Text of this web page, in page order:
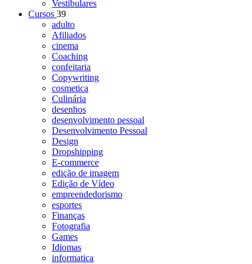
Vestibulares
Cursos 39
adulto
Afiliados
cinema
Coaching
confeitaria
Copywriting
cosmetica
Culinária
desenhos
desenvolvimento pessoal
Desenvolvimento Pessoal
Design
Dropshipping
E-commerce
edição de imagem
Edição de Vídeo
empreendedorismo
esportes
Finanças
Fotografia
Games
Idiomas
informatica